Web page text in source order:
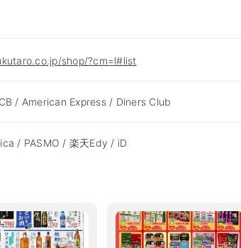
shop/?cm=l#list
/ American Express / Diners Club
/ PASMO / 楽天Edy / iD